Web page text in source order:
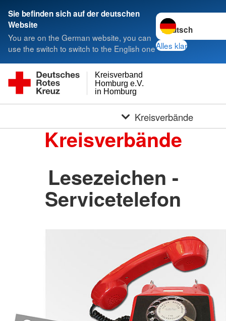
Sie befinden sich auf der deutschen
Website
You are on the German website, you can
use the switch to switch to the English one
Sprache wechseln
Alles klar
in Homburg
Homburg e.V.
Kreisverband
Kreisverbände
Kreisverbände
Lesezeichen -
Servicetelefon